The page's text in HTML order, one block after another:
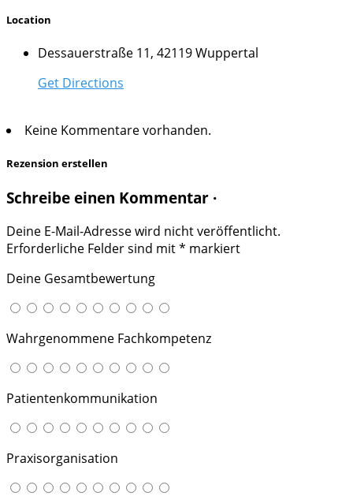
Location
Dessauerstraße 11, 42119 Wuppertal
Get Directions
Keine Kommentare vorhanden.
Rezension erstellen
Schreibe einen Kommentar ·
Deine E-Mail-Adresse wird nicht veröffentlicht.
Erforderliche Felder sind mit* markiert
Deine Gesamtbewertung
Wahrgenommene Fachkompetenz
Patientenkommunikation
Praxisorganisation